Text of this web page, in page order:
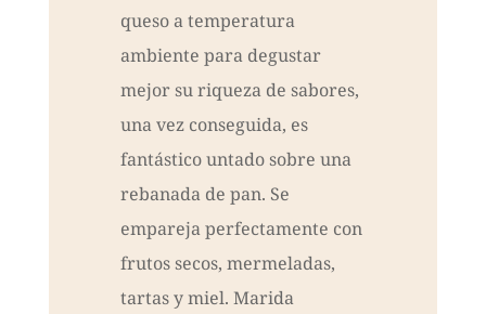
queso a temperatura
ambiente para degustar
mejor su riqueza de sabores,
una vez conseguida, es
fantástico untado sobre una
rebanada de pan. Se
empareja perfectamente con
frutos secos, mermeladas,
tartas y miel. Marida